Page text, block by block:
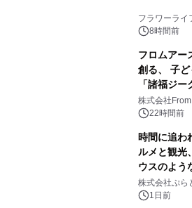
フラワーライ
8時間前
フロムアー
創る、 子
「諸福ジ
(日)開催
株式会社
22時間前
時間に追わ
ルメと観光
ウスのよう
サウナも 「
得な素泊ま
株式会社ぷら
1日前